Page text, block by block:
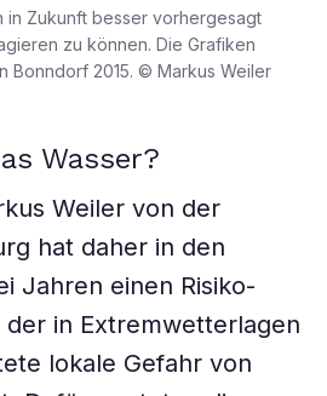
in Zukunft besser vorhergesagt
zu können. Die Grafiken
Bonndorf 2015. © Markus Weiler
Wasser?
Weiler von der
hat daher in den
Jahren einen Risiko-
in Extremwetterlagen
lokale Gefahr von